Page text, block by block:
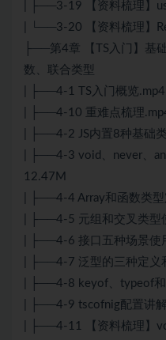
| ├──3-19 【资料梳理】
| └──3-20 【资料梳理】
├──第4章 【 TS 入门】基
数、联合类型
| ├──4-1 TS入门概览
| ├──4-10 重难点梳理
| ├──4-2 JS内置8种基础
| ├──4-3 void、never、
12.47M
| ├──4-4 Array和函数类
| ├──4-5 元组和交叉类型
| ├──4-6 接口五种场景使
| ├──4-7 泛型的三种定义
| ├──4-8 keyof、typeof
| ├──4-9 tscofnig配置讲
| ├──4-11 【资料梳理】